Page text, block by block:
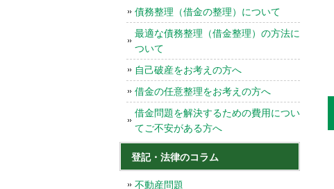
債務整理（借金の整理）について
最適な債務整理（借金整理）の方法に
ついて
自己破産をお考えの方へ
借金の任意整理をお考えの方へ
借金問題を解決するための費用につい
てご不安がある方へ
登記・法律のコラム
不動産問題